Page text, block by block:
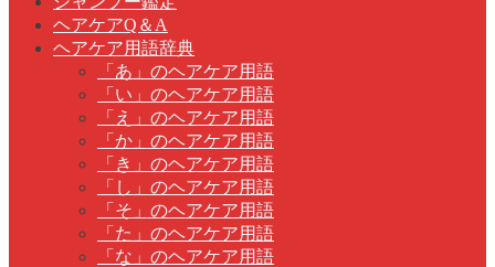
ヘアケアQ＆A
ヘアケア用語辞典
「あ」のヘアケア用語
「い」のヘアケア用語
「え」のヘアケア用語
「か」のヘアケア用語
「き」のヘアケア用語
「し」のヘアケア用語
「そ」のヘアケア用語
「た」のヘアケア用語
「な」のヘアケア用語